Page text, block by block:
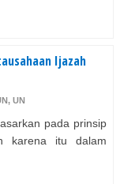
Ijazah
, UN
pada prinsip
karena itu dalam